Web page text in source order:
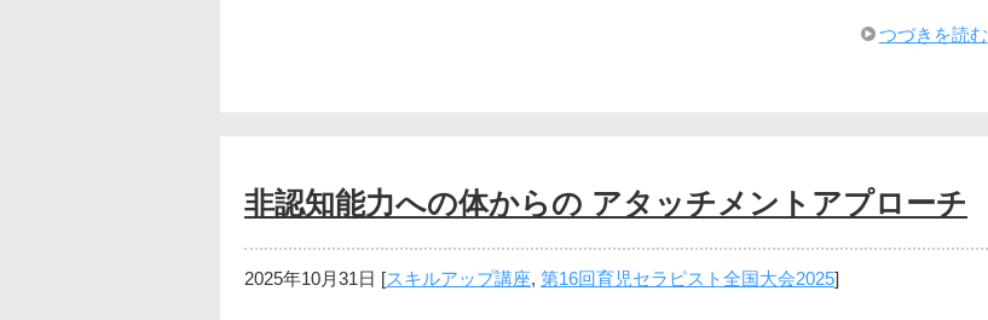
つづきを読む
非認知能力への体からの アタッチメントアプローチ
2025年10月31日 [スキルアップ講座, 第16回育児セラピスト全国大会2025]